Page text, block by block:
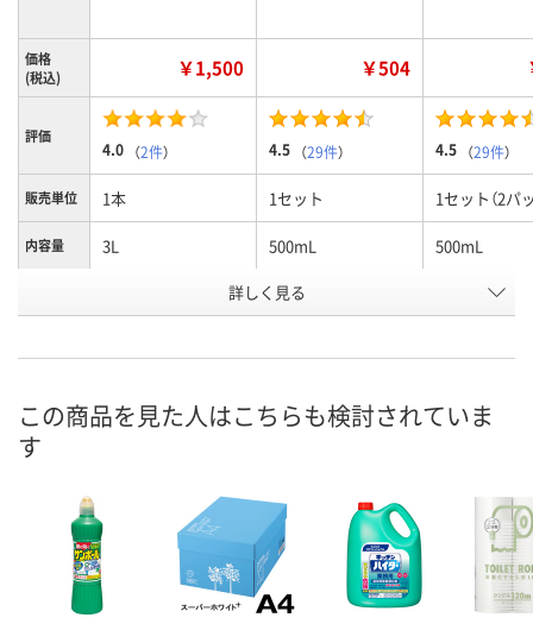
価格
(税込)
￥1,500 ￥504
評価
4.0 （2件） 4.5 （29件） 4.5 （29件）
販売単位 1本 1セット 1セット（2パ
内容量 3L 500mL 500mL
AW34365 AW34368
8月9日（日）
カゴへ カゴへ カ
詳しく見る
この商品を見た人はこちらも検討されていま
す